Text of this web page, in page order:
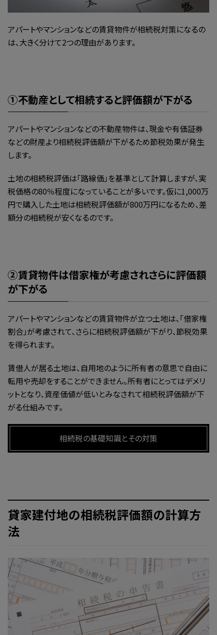
アパートやマンションなどの賃貸物件が相続税対策になるの
は、大きく分けて2つの理由があります。
①不動産として相続すると評価額が下がる
アパートやマンションなどの不動産物件は、現金や有価証券
などの財産より相続税評価額が下がるため節税効果が発生
します。
土地の相続税評価は「路線価」を基準として計算しますが、実
税価格の80％程度になっていることが多いです。仮に1,000万
円で購入した土地は相続税評価額が800万円になるため、差
額分の相続税が安くなるのです。
②賃貸物件は借家権が考慮されさらに評価額
が下がる
アパートやマンションなどの賃貸物件が立つ土地は、「借家権
割合」が考慮されて、さらに相続税評価額が下がり、節税効果
を得られます。
賃借人が居る土地は、自用地のように所有者の意思で自由に
転用や売却をすることができません。所有者にとってはデメリ
ットとなり、資産価値が低いとみなされて相続税評価額が下
がる仕組みです。
相続税の基礎知識とその対策
貸家建付地の相続税評価額の計算方
法